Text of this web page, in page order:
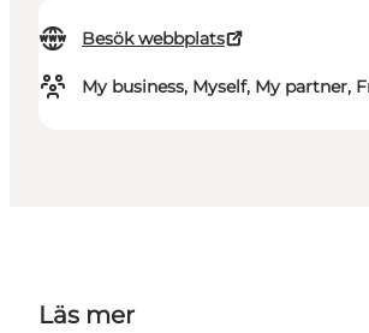
Besök webbplats
My business, Myself, My partner,
Läs mer